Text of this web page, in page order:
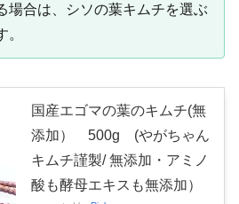
場合は、シソの葉キムチを選ぶ
国産エゴマの葉のキムチ(無
添加） 500g (やがちゃん
キムチ謹製/ 無添加・アミノ
酸も酵母エキスも無添加）